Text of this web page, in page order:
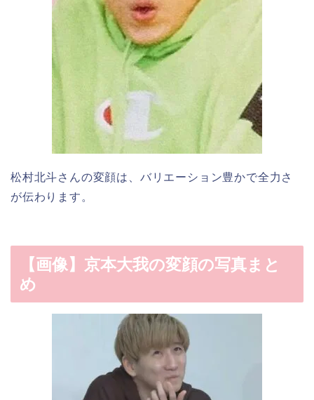
松村北斗さんの変顔は、バリエーション豊かで全力さ
が伝わります。
【画像】京本大我の変顔の写真まと
め